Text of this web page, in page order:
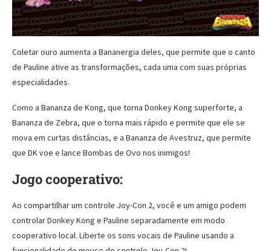
Coletar ouro aumenta a Bananergia deles, que permite que o canto
de Pauline ative as transformações, cada uma com suas próprias
especialidades.
Como a Bananza de Kong, que torna Donkey Kong superforte, a
Bananza de Zebra, que o torna mais rápido e permite que ele se
mova em curtas distâncias, e a Bananza de Avestruz, que permite
que DK voe e lance Bombas de Ovo nos inimigos!
Jogo cooperativo:
Ao compartilhar um controle Joy-Con 2, você e um amigo podem
controlar Donkey Kong e Pauline separadamente em modo
cooperativo local. Liberte os sons vocais de Pauline usando a